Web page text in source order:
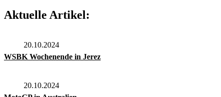
Aktuelle Artikel:
20.10.2024
WSBK Wochenende in Jerez
20.10.2024